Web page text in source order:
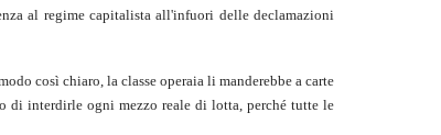
al regime capitalista all'infuori delle declamazioni
così chiaro, la classe operaia li manderebbe a carte
di interdirle ogni mezzo reale di lotta, perché tutte le